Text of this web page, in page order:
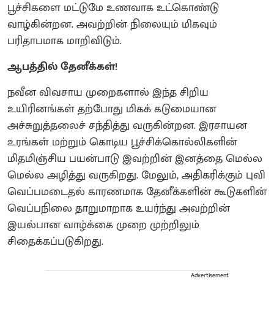
பூச்சிகளை மட்டுமே உணவாக உட்கொண்டு
வாழ்கின்றன. அவற்றின் நிலையும் மிகவும்
பரிதாபமாக மாறிவிடும்.
ஆபத்தில் தேனீக்கள்!
நவீன விவசாய முறைகளால் இந்த சிறிய
உயிரினங்கள் தற்போது மிகக் கடுமையான
அச்சுறுத்தலைச் சந்தித்து வருகின்றன. இரசாயன
உரங்கள் மற்றும் கொடிய பூச்சிக்கொல்லிகளின்
மிதமிஞ்சிய பயன்பாடு இவற்றின் இனத்தை மெல்ல
மெல்ல அழித்து வருகிறது. மேலும், அதிகரிக்கும் புவி
வெப்பமடைதல் காரணமாக தேனீக்களின் கூடுகளின்
வெப்பநிலை தாறுமாறாக உயர்ந்து அவற்றின்
இயல்பான வாழ்க்கை முறை முற்றிலும்
சிதைக்கப்படுகிறது.
Advertisement